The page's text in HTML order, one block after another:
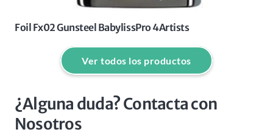
Foil Fx02 Gunsteel BabylissPro 4Artists
Ver todos los productos
¿Alguna duda? Contacta con
Nosotros